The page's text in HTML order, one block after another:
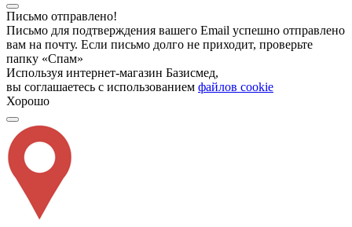
Письмо отправлено!
Письмо для подтверждения вашего Email успешно отправлено
вам на почту. Если письмо долго не приходит, проверьте
папку «Спам»
Используя интернет-магазин Базисмед,
вы соглашаетесь с использованием файлов cookie
Хорошо